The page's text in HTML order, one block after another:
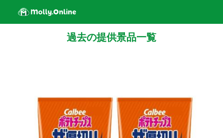
過去の提供景品一覧